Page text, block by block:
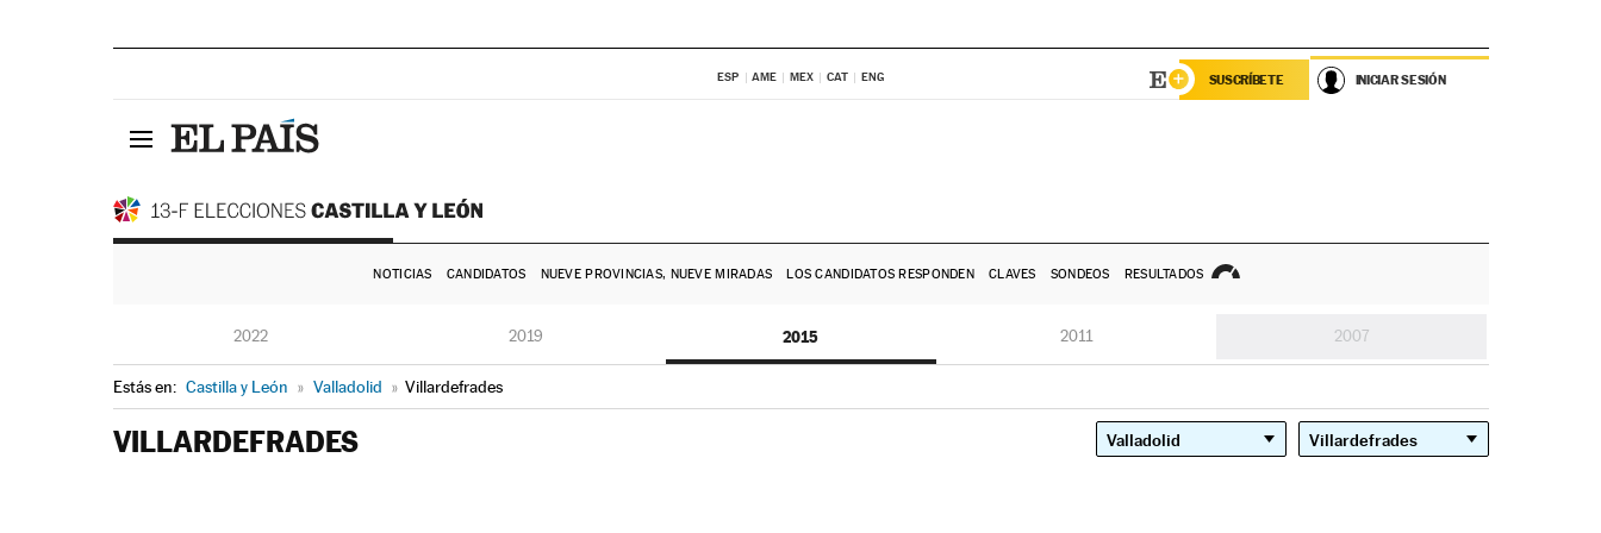
ESP AME MEX CAT ENG SUSCRÍBETE INICIAR SESIÓN
NOTICIAS CANDIDATOS NUEVE PROVINCIAS, NUEVE MIRADAS LOS CANDIDATOS RESPONDEN CLAVES SONDEOS RESULTADOS
2022 2019 2015 2011 2007
Estás en: Castilla y León » Valladolid » Villardefrades
VILLARDEFRADES